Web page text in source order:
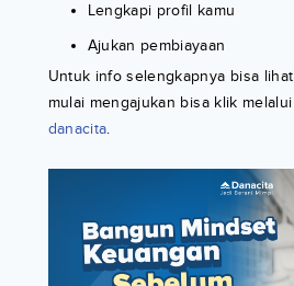
Lengkapi profil kamu
Ajukan pembiayaan
Untuk info selengkapnya bisa lihat
mulai mengajukan bisa klik melalui
danacita.